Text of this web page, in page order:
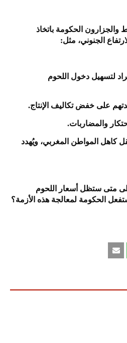
والجزارون الحكومة باتخاذ
الجنوني، مثل:
لتسهيل دخول اللحوم
على خفض تكاليف الإنتاج.
والمضاربات.
كاهل المواطن المغربي، ويُهدد
متى ستظل أسعار اللحوم
الحكومة لمعالجة هذه الأزمة؟